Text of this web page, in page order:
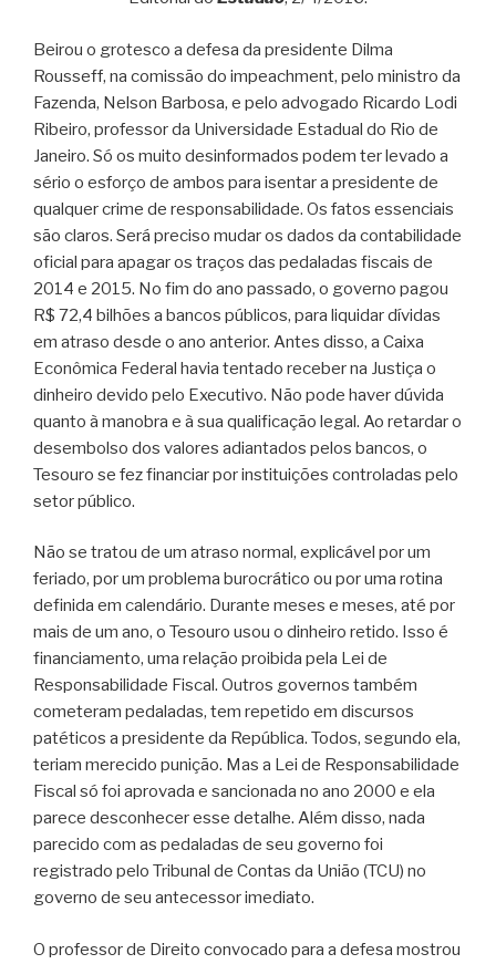
Beirou o grotesco a defesa da presidente Dilma
Rousseff, na comissão do impeachment, pelo ministro da
Fazenda, Nelson Barbosa, e pelo advogado Ricardo Lodi
Ribeiro, professor da Universidade Estadual do Rio de
Janeiro. Só os muito desinformados podem ter levado a
sério o esforço de ambos para isentar a presidente de
qualquer crime de responsabilidade. Os fatos essenciais
são claros. Será preciso mudar os dados da contabilidade
oficial para apagar os traços das pedaladas fiscais de
2014 e 2015. No fim do ano passado, o governo pagou
R$ 72,4 bilhões a bancos públicos, para liquidar dívidas
em atraso desde o ano anterior. Antes disso, a Caixa
Econômica Federal havia tentado receber na Justiça o
dinheiro devido pelo Executivo. Não pode haver dúvida
quanto à manobra e à sua qualificação legal. Ao retardar o
desembolso dos valores adiantados pelos bancos, o
Tesouro se fez financiar por instituições controladas pelo
setor público.
Não se tratou de um atraso normal, explicável por um
feriado, por um problema burocrático ou por uma rotina
definida em calendário. Durante meses e meses, até por
mais de um ano, o Tesouro usou o dinheiro retido. Isso é
financiamento, uma relação proibida pela Lei de
Responsabilidade Fiscal. Outros governos também
cometeram pedaladas, tem repetido em discursos
patéticos a presidente da República. Todos, segundo ela,
teriam merecido punição. Mas a Lei de Responsabilidade
Fiscal só foi aprovada e sancionada no ano 2000 e ela
parece desconhecer esse detalhe. Além disso, nada
parecido com as pedaladas de seu governo foi
registrado pelo Tribunal de Contas da União (TCU) no
governo de seu antecessor imediato.
O professor de Direito convocado para a defesa mostrou